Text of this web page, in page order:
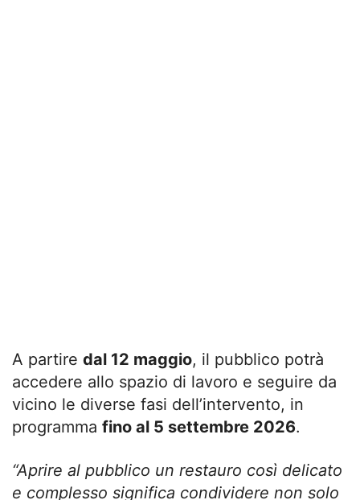
A partire dal 12 maggio, il pubblico potrà
accedere allo spazio di lavoro e seguire da
vicino le diverse fasi dell’intervento, in
programma fino al 5 settembre 2026.
“Aprire al pubblico un restauro così delicato
e complesso significa condividere non solo